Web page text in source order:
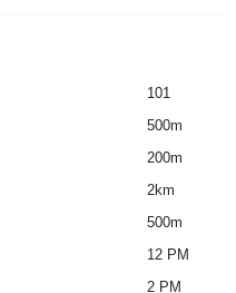
101
500m
200m
2km
500m
12 PM
2 PM